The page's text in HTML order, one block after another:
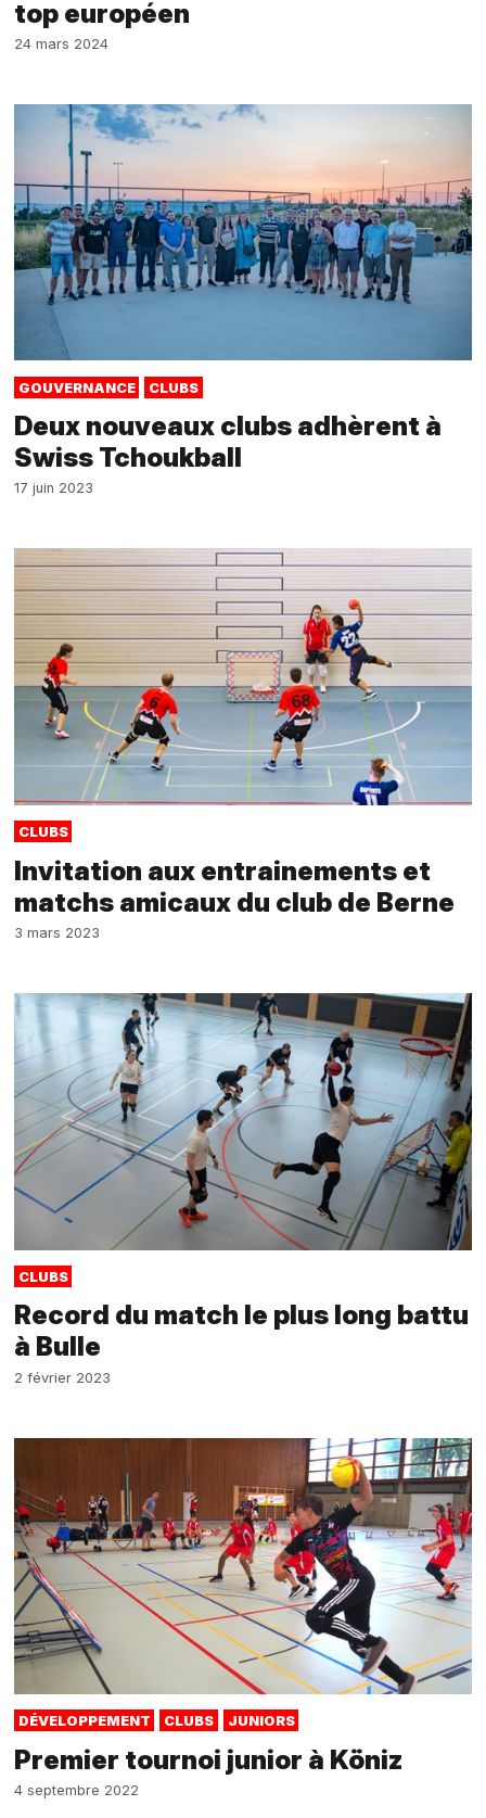
top européen
24 mars 2024
GOUVERNANCE CLUBS
Deux nouveaux clubs adhèrent à
Swiss Tchoukball
17 juin 2023
CLUBS
Invitation aux entrainements et
matchs amicaux du club de Berne
3 mars 2023
CLUBS
Record du match le plus long battu
à Bulle
2 février 2023
DÉVELOPPEMENT CLUBS JUNIORS
Premier tournoi junior à Köniz
4 septembre 2022